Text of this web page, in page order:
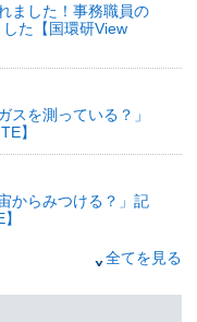
詳細に調査
、科学記者会、筑波学園都市
付）
環境記者会、福島県政記者
ました！事務職員の
た【国環研View
スを測っている？」
】
からみつける？」記
環研View DEEP】
全てを見る